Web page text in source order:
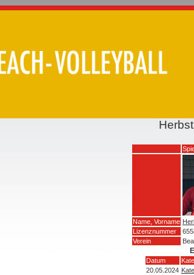
Name, Vorname
Lizenznummer
Verein
Datum
20.05.2024